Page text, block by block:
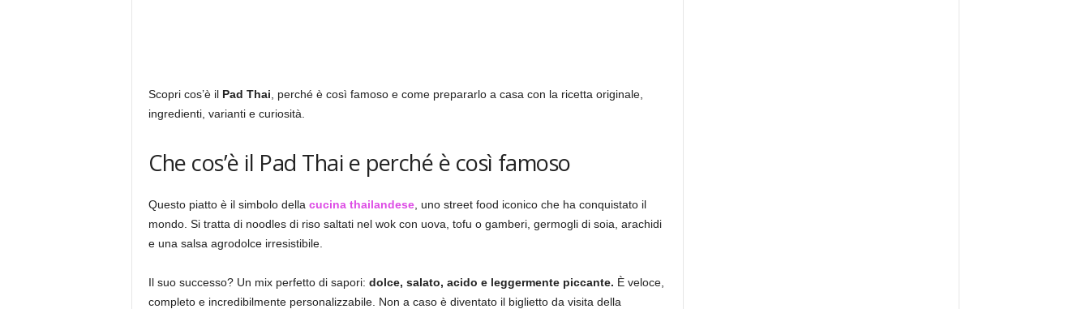
Scopri cos’è il Pad Thai , perché è così famoso e come prepararlo a casa con la ricetta originale,
ingredienti, varianti e curiosità.
Che cos’è il Pad Thai e perché è così famoso
Questo piatto è il simbolo della cucina thailandese, uno street food iconico che ha conquistato il
mondo. Si tratta di noodles di riso saltati nel wok con uova, tofu o gamberi, germogli di soia, arachidi
e una salsa agrodolce irresistibile.
Il suo successo? Un mix perfetto di sapori: dolce, salato, acido e leggermente piccante. È veloce,
completo e incredibilmente personalizzabile. Non a caso è diventato il biglietto da visita della